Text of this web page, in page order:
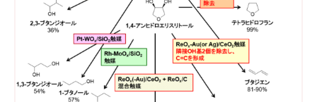
生物・微生物
薬・医薬品
農・水産
食品・食事
化学
反応・合成
電池
高分子・プラスチ
工学
材料力学
生産工学 設計工学 流体工学
機械力学 ロボティクス
電気電子工学 土木工学 建築学
航空宇宙工学 船舶海洋工学